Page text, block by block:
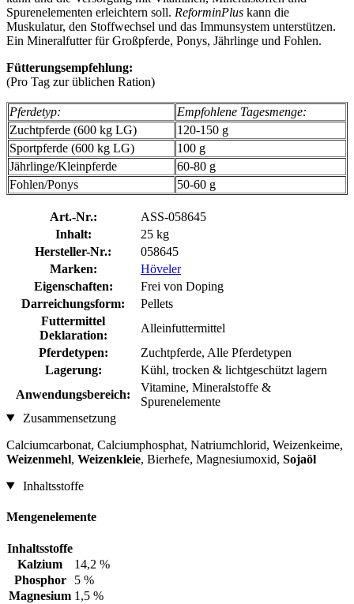
Spurenelementen erleichtern soll. ReforminPlus kann die
Muskulatur, den Stoffwechsel und das Immunsystem unterstützen.
Ein Mineralfutter für Großpferde, Ponys, Jährlinge und Fohlen.
Fütterungsempfehlung:
(Pro Tag zur üblichen Ration)
Pferdetyp:
Empfohlene Tagesmenge:
Zuchtpferde (600 kg LG)
120-150 g
Sportpferde (600 kg LG)
100 g
Jährlinge/Kleinpferde
60-80 g
Fohlen/Ponys
50-60 g
Art.-Nr.:
ASS-058645
Inhalt:
25 kg
Hersteller-Nr.:
058645
Marken:
Höveler
Eigenschaften:
Frei von Doping
Darreichungsform:
Pellets
Futtermittel
Deklaration:
Alleinfuttermittel
Pferdetypen:
Zuchtpferde, Alle Pferdetypen
Lagerung:
Kühl, trocken & lichtgeschützt lagern
Anwendungsbereich:
Vitamine, Mineralstoffe &
Spurenelemente
Zusammensetzung
Calciumcarbonat, Calciumphosphat, Natriumchlorid, Weizenkeime,
Weizenmehl, Weizenkleie, Bierhefe, Magnesiumoxid, Sojaöl
Inhaltsstoffe
Mengenelemente
Inhaltsstoffe
Kalzium
14,2 %
Phosphor
5 %
Magnesium 1,5 %